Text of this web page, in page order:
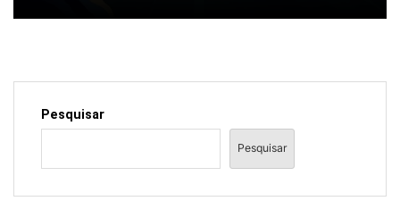
Pesquisar
Pesquisar